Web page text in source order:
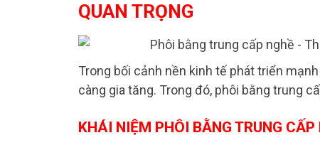
QUAN TRỌNG
Trong bối cảnh nền kinh tế phát triển
càng gia tăng. Trong đó, phôi bằng trung
KHÁI NIỆM PHÔI BẰNG TRUNG CẤP